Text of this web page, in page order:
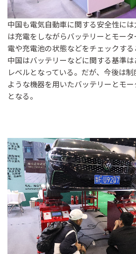
中国も電気自動車に関する安全性に
は充電をしながらバッテリーとモー
電や充電池の状態などをチェックす
中国はバッテリーなどに関する基準
レベルとなっている。だが、今後は
ような機器を用いたバッテリーとモ
となる。